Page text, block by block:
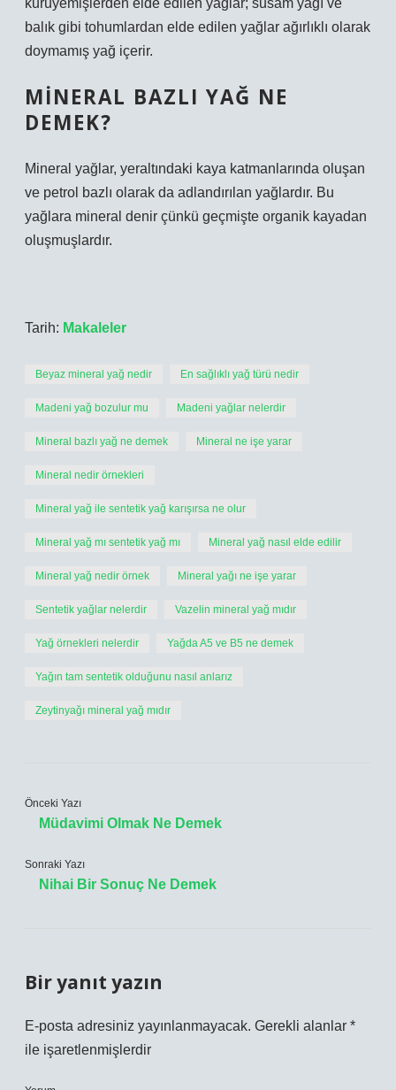
kuruyemişlerden elde edilen yağlar; susam yağı ve
balık gibi tohumlardan elde edilen yağlar ağırlıklı olarak
doymamış yağ içerir.
MINERAL BAZLI YAĞ NE
DEMEK?
Mineral yağlar, yeraltındaki kaya katmanlarında oluşan
ve petrol bazlı olarak da adlandırılan yağlardır. Bu
yağlara mineral denir çünkü geçmişte organik kayadan
oluşmuşlardır.
Tarih: Makaleler
Beyaz mineral yağ nedir En sağlıklı yağ türü nedir
Madeni yağ bozulur mu Madeni yağlar nelerdir
Mineral bazlı yağ ne demek Mineral ne işe yarar
Mineral nedir örnekleri
Mineral yağ ile sentetik yağ karışırsa ne olur
Mineral yağ mı sentetik yağ mı Mineral yağ nasıl elde edilir
Mineral yağ nedir örnek Mineral yağı ne işe yarar
Sentetik yağlar nelerdir Vazelin mineral yağ mıdır
Yağ örnekleri nelerdir Yağda A5 ve B5 ne demek
Yağın tam sentetik olduğunu nasıl anlarız
Zeytinyağı mineral yağ mıdır
Önceki Yazı
Müdavimi Olmak Ne Demek
Sonraki Yazı
Nihai Bir Sonuç Ne Demek
Bir yanıt yazın
E-posta adresiniz yayınlanmayacak. Gerekli alanlar *
ile işaretlenmişlerdir